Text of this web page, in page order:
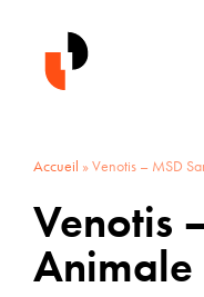
Accueil »Venotis – MSD
Venotis
Animale